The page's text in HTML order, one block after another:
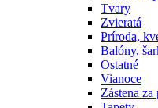
Tvary
Zvieratá
Príroda,
Balóny,
Ostatné
Vianoce
Zástena